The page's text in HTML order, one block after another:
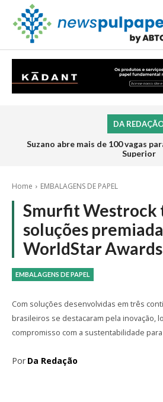
DA
Suzano abre mais de 100 vagas
Superior
Home EMBALAGENS DE PAPEL
Smurfit Westrock
soluções
WorldStar
EMBALAGENS DE PAPEL
Com soluções desenvolvidas em três
brasileiros se destacaram pela inovação,
compromisso com a sustentabilidade
Por Da Redação